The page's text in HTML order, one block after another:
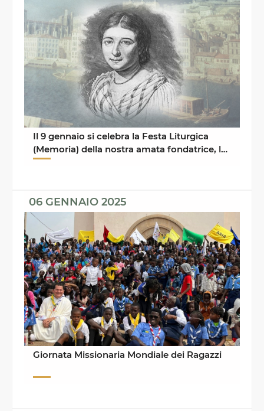
Il 9 gennaio si celebra la Festa Liturgica
(Memoria) della nostra amata fondatrice, la
Beata Paolina ...
06 GENNAIO 2025
Giornata Missionaria Mondiale dei Ragazzi